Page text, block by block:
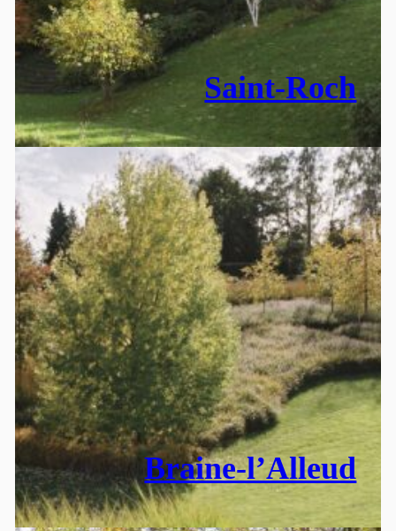
Saint-Roch
Braine-l’Alleud